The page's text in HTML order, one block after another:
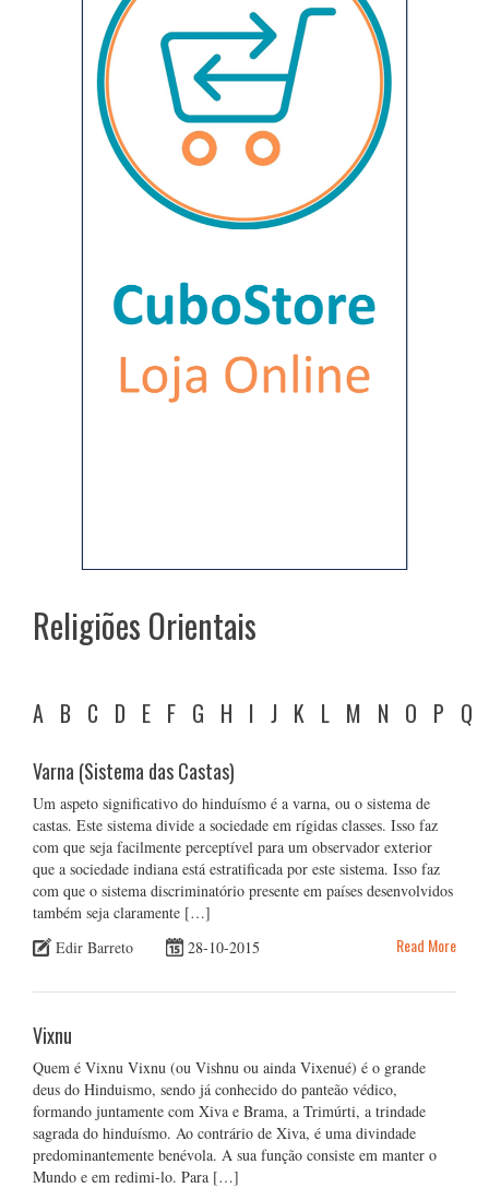
Religiões Orientais
A B C D E F G H I J K L M N O P Q
Varna (Sistema das Castas)
Um aspeto significativo do hinduísmo é a varna, ou o sistema de
castas. Este sistema divide a sociedade em rígidas classes. Isso faz
com que seja facilmente perceptível para um observador exterior
que a sociedade indiana está estratificada por este sistema. Isso faz
com que o sistema discriminatório presente em países desenvolvidos
também seja claramente […]
Edir Barreto
28-10-2015 Read More
Vixnu
Quem é Vixnu Vixnu (ou Vishnu ou ainda Vixenué) é o grande
deus do Hinduismo, sendo já conhecido do panteão védico,
formando juntamente com Xiva e Brama, a Trimúrti, a trindade
sagrada do hinduísmo. Ao contrário de Xiva, é uma divindade
predominantemente benévola. A sua função consiste em manter o
Mundo e em redimi-lo. Para […]